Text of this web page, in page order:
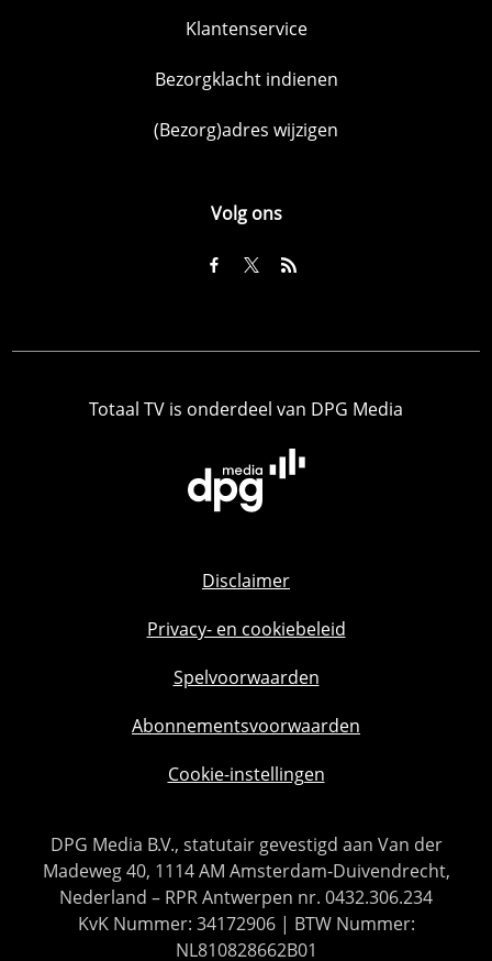
Klantenservice
Bezorgklacht indienen
(Bezorg)adres wijzigen
Volg ons
Totaal TV is onderdeel van DPG Media
Disclaimer
Privacy- en cookiebeleid
Spelvoorwaarden
Abonnementsvoorwaarden
Cookie-instellingen
DPG Media B.V., statutair gevestigd aan Van der
Madeweg 40, 1114 AM Amsterdam-Duivendrecht,
Nederland – RPR Antwerpen nr. 0432.306.234
KvK Nummer: 34172906 | BTW Nummer:
NL810828662B01